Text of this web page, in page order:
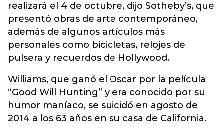
realizará el 4 de octubre, dijo Sotheby’s, que
presentó obras de arte contemporáneo,
además de algunos artículos más
personales como bicicletas, relojes de
pulsera y recuerdos de Hollywood.
Williams, que ganó el Oscar por la película
“Good Will Hunting” y era conocido por su
humor maníaco, se suicidó en agosto de
2014 a los 63 años en su casa de California.